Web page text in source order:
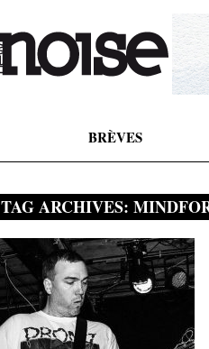
BRÈVES
TAG ARCHIVES: